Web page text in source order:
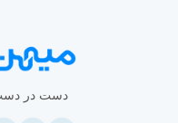
دست در